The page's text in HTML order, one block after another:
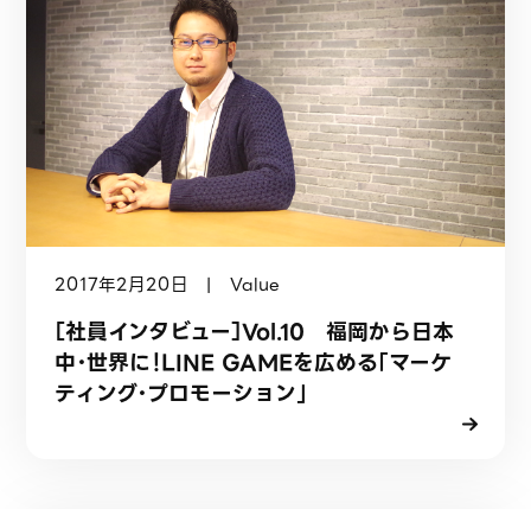
2017年2月20日 | Value
［社員インタビュー］Vol.10 福岡から日本
中・世界に！LINE GAMEを広める「マーケ
ティング・プロモーション」